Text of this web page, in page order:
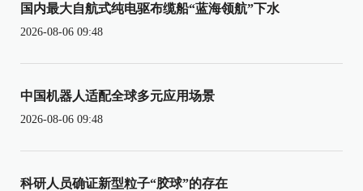
国内最大自航式纯电驱布缆船“蓝海领航”下水
2026-08-06 09:48
中国机器人适配全球多元应用场景
2026-08-06 09:48
科研人员确证新型粒子“胶球”的存在